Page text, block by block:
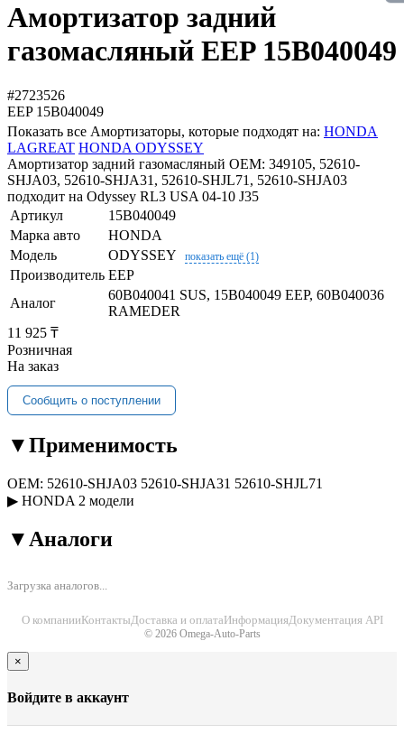
Амортизатор задний
газомасляный EEP 15B040049
#2723526
EEP 15B040049
Показать все Амортизаторы, которые подходят на: HONDA
LAGREAT HONDA ODYSSEY
Амортизатор задний газомасляный OEM: 349105, 52610-
SHJA03, 52610-SHJA31, 52610-SHJL71, 52610-SHJA03
подходит на Odyssey RL3 USA 04-10 J35
Артикул
15B040049
Марка авто
HONDA
Модель
ODYSSEY показать ещё (1)
Производитель EEP
Аналог
60B040041 SUS, 15B040049 EEP, 60B040036
RAMEDER
11 925 ₸
Розничная
На заказ
Сообщить о поступлении
▼Применимость
OEM: 52610-SHJA03 52610-SHJA31 52610-SHJL71
▶ HONDA 2 модели
▼ Аналоги
Загрузка аналогов...
О компанииКонтактыДоставка и оплатаИнформацияДокументация API
© 2026 Omega-Auto-Parts
×
Войдите в аккаунт